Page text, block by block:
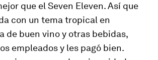
que el Seven Eleven. Así que
con un tema tropical en
de buen vino y otras bebidas,
empleados y les pagó bien.